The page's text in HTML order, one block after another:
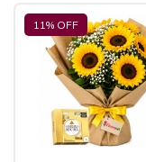
11% OFF